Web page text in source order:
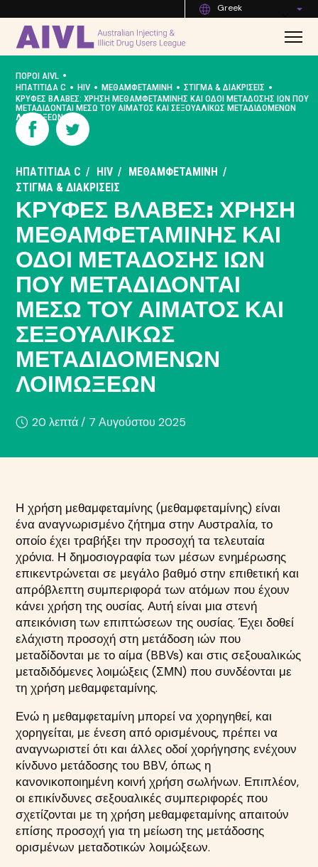
Greek
ΠΌΡΟΙ AIVL •
ΗΠΑΤΊΤΙΔΑ C • HIV • ΜΕΘΑΜΦΕΤΑΜΊΝΗ • ΣΤΊΓΜΑ & ΔΙΑΚΡΊΣΕΙΣ •
ΚΡΥΦΈΣ ΒΛΆΒΕΣ: ΧΡΉΣΗ ΜΕΘΑΜΦΕΤΑΜΊΝΗΣ ΚΑΙ ΟΔΟΊ ΜΕΤΆΔΟΣΗΣ ΙΏΝ ΠΟΥ
ΜΕΤΑΔΊΔΟΝΤΑΙ ΜΈΣΩ ΤΟΥ ΑΊΜΑΤΟΣ ΚΑΙ ΣΕΞΟΥΑΛΙΚΏΣ ΜΕΤΑΔΙΔΌΜΕΝΩΝ
ΛΟΙΜΏΞΕΩΝ
ΗΠΑΤΊΤΙΔΑ C HIV
ΜΕΘΑΜΦΕΤΑΜΊΝΗ
ΣΤΊΓΜΑ & ΔΙΑΚΡΊΣΕΙΣ
ΚΡΥΦΈΣ ΒΛΆΒΕΣ: ΧΡΉΣΗ
ΜΕΘΑΜΦΕΤΑΜΊΝΗΣ ΚΑΙ
ΟΔΟΊ ΜΕΤΆΔΟΣΗΣ ΙΏΝ
ΠΟΥ ΜΕΤΑΔΊΔΟΝΤΑΙ
ΜΈΣΩ ΤΟΥ ΑΊΜΑΤΟΣ ΚΑΙ
ΣΕΞΟΥΑΛΙΚΏΣ
ΜΕΤΑΔΙΔΌΜΕΝΩΝ
ΛΟΙΜΏΞΕΩΝ
20 λεπτά / 7 Αυγούστου 2025
Η χρήση μεθαμφεταμίνης (μεθαμφεταμίνης) είναι
ένα αναγνωρισμένο ζήτημα στην Αυστραλία, το
οποίο έχει τραβήξει την προσοχή τα τελευταία
χρόνια. Η δημοσιογραφία των μέσων ενημέρωσης
επικεντρώνεται σε μεγάλο βαθμό στην επιθετική και
απρόβλεπτη συμπεριφορά των ατόμων που έχουν
κάνει χρήση της ουσίας. Αυτή είναι μια στενή
απεικόνιση των επιπτώσεων της ουσίας. Έχει δοθεί
ελάχιστη προσοχή στη μετάδοση ιών που
μεταδίδονται με το αίμα (BBVs) και στις σεξουαλικώς
μεταδιδόμενες λοιμώξεις (ΣΜΝ) που συνδέονται με
τη χρήση μεθαμφεταμίνης.
Ενώ η μεθαμφεταμίνη μπορεί να χορηγηθεί, και
χορηγείται, με ένεση από ορισμένους, πρέπει να
αναγνωριστεί ότι και άλλες οδοί χορήγησης ενέχουν
κίνδυνο μετάδοσης του BBV, όπως η
κανονικοποιημένη κοινή χρήση σωλήνων. Επιπλέον,
οι επικίνδυνες σεξουαλικές συμπεριφορές που
σχετίζονται με τη χρήση μεθαμφεταμίνης απαιτούν
επίσης προσοχή για τη μείωση της μετάδοσης
ορισμένων μεταδοτικών λοιμώξεων.